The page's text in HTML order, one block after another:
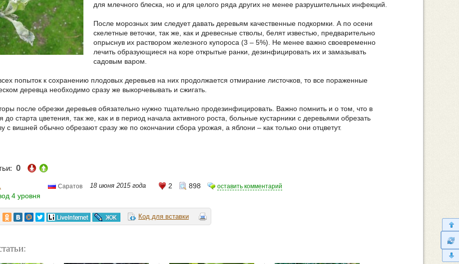
для млечного блеска, но и для целого ряда других не менее разрушительных инфекций.
После морозных зим следует давать деревьям качественные подкормки. А по осени
скелетные веточки, так же, как и древесные стволы, белят известью, предварительно
опрыснув их раствором железного купороса (3 – 5%). Не менее важно своевременно
лечить образующиеся на коре открытые ранки, дезинфицировать их и замазывать
садовым варом.
попыток к сохранению плодовых деревьев на них продолжается отмирание листочков, то все пораженные
деревца необходимо сразу же выкорчевывать и сжигать.
после обрезки деревьев обязательно нужно тщательно продезинфицировать. Важно помнить и о том, что в
до старта цветения, так же, как и в период начала активного роста, больные кустарники с деревьями обрезать
с вишней обычно обрезают сразу же по окончании сбора урожая, а яблони – как только они отцветут.
0
4 уровня
Саратов 18 июня 2015 года 2 898 оставить комментарий
Код для вставки